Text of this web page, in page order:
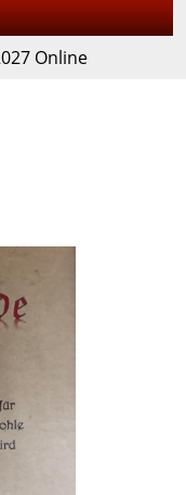
Online